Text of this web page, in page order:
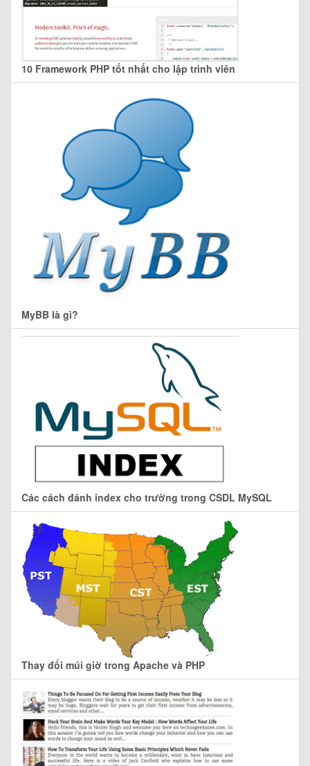
10 Framework PHP tốt nhất cho lập trình viên
MyBB là gì?
Các cách đánh index cho trường trong CSDL MySQL
Thay đổi múi giờ trong Apache và PHP